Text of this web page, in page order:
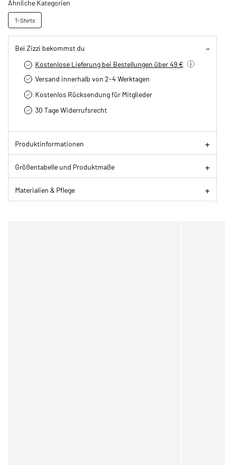
Ähnliche Kategorien
T-Shirts
Bei Zizzi bekommst du
Kostenlose Lieferung bei Bestellungen über 49 €
Versand innerhalb von 2-4 Werktagen
Kostenlos Rücksendung für Mitglieder
30 Tage Widerrufsrecht
Produktinformationen
Größentabelle und Produktmaße
Materialien & Pflege